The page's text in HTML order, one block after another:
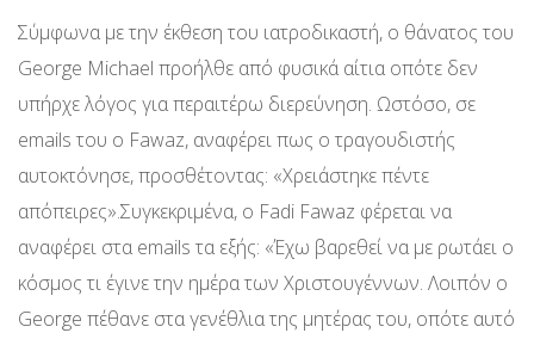
Σύμφωνα με την έκθεση του ιατροδικαστή, ο θάνατος του
George Michael προήλθε από φυσικά αίτια οπότε δεν
υπήρχε λόγος για περαιτέρω διερεύνηση. Ωστόσο, σε
emails του ο Fawaz, αναφέρει πως ο τραγουδιστής
αυτοκτόνησε, προσθέτοντας: «Χρειάστηκε πέντε
απόπειρες».Συγκεκριμένα, ο Fadi Fawaz φέρεται να
αναφέρει στα emails τα εξής: «Έχω βαρεθεί να με ρωτάει ο
κόσμος τι έγινε την ημέρα των Χριστουγέννων. Λοιπόν ο
George πέθανε στα γενέθλια της μητέρας του, οπότε αυτό